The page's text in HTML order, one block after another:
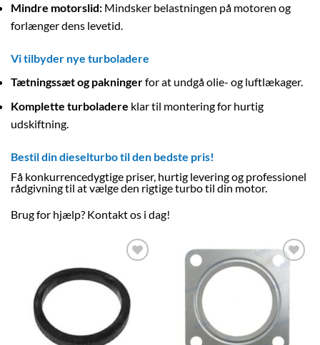
Mindre motorslid: Mindsker belastningen på motoren og
forlænger dens levetid.
Vi tilbyder nye turboladere
Tætningssæt og pakningerfor at undgå olie- og luftlækager.
Komplette turboladere klar til montering for hurtig
udskiftning.
Bestil din dieselturbo til den bedste pris!
Få konkurrencedygtige priser, hurtig levering og professionel
rådgivning til at vælge den rigtige turbo til din motor.
Brug for hjælp? Kontakt os i dag!
AJOUTER
À LA
LISTE
D’ENVIES
AJOUTER
À LA
LISTE
D’ENVIES